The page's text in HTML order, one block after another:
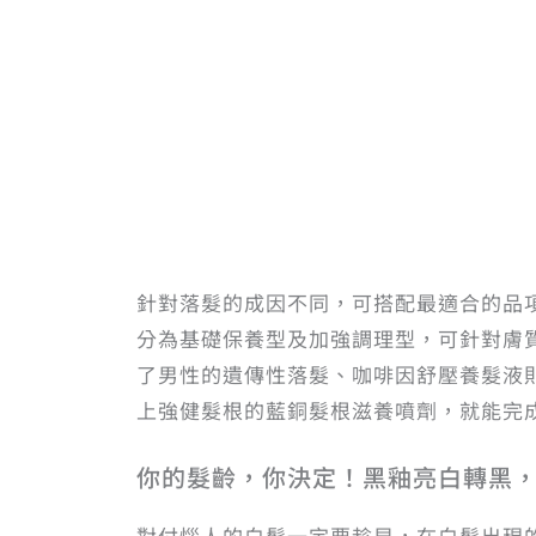
針對落髮的成因不同，可搭配最適合的
分為基礎保養型及加強調理型，可針對
了男性的遺傳性落髮、咖啡因舒壓養髮
上強健髮根的藍銅髮根滋養噴劑，就能完
你的髮齡，你決定！黑釉亮白轉黑